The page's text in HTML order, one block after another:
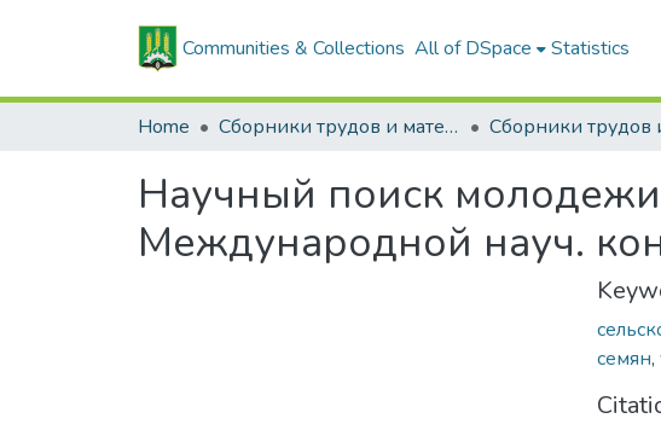
Communities & Collections All of DSpace Statistics
Home Сборники трудов и материалов конференций
Научный поиск молодежи
Международной науч.
семян,